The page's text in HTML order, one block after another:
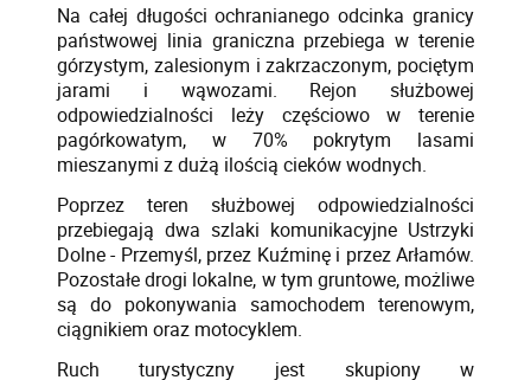
Na całej długości ochranianego odcinka granicy
państwowej linia graniczna przebiega w terenie
górzystym, zalesionym i zakrzaczonym, pociętym
jarami i wąwozami. Rejon służbowej
odpowiedzialności leży częściowo w terenie
pagórkowatym, w 70% pokrytym lasami
mieszanymi z dużą ilością cieków wodnych.
Poprzez teren służbowej odpowiedzialności
przebiegają dwa szlaki komunikacyjne Ustrzyki
Dolne - Przemyśl, przez Kuźminę i przez Arłamów.
Pozostałe drogi lokalne, w tym gruntowe, możliwe
są do pokonywania samochodem terenowym,
ciągnikiem oraz motocyklem.
Ruch turystyczny jest skupiony w